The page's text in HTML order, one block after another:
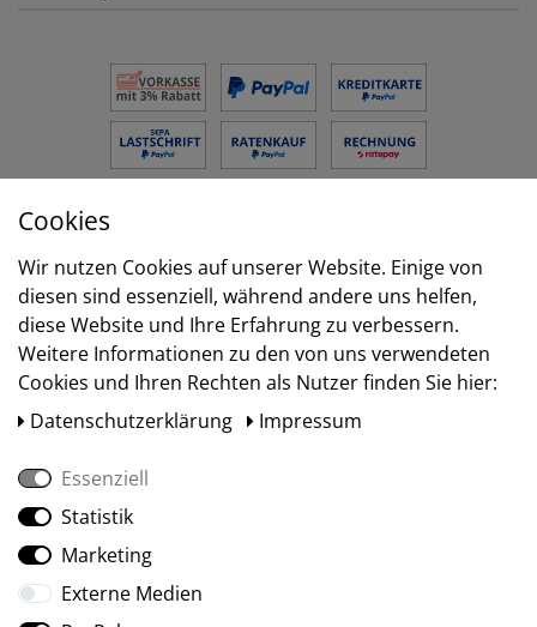
Versand
Social Media
Cookies
Wir nutzen Cookies auf unserer Website. Einige von
diesen sind essenziell, während andere uns helfen,
diese Website und Ihre Erfahrung zu verbessern.
Weitere Informationen zu den von uns verwendeten
Cookies und Ihren Rechten als Nutzer finden Sie hier:
Daten­schutz­erklärung
Impressum
Essenziell
Statistik
Marketing
Externe Medien